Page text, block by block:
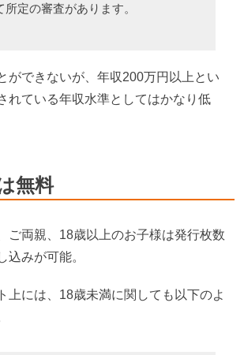
所定の審査があります。
ができないが、年収200万円以上とい
れている年収水準としてはかなり低
無料
ご両親、18歳以上のお子様は発行枚数
込みが可能。
上には、18歳未満に関しても以下のよ